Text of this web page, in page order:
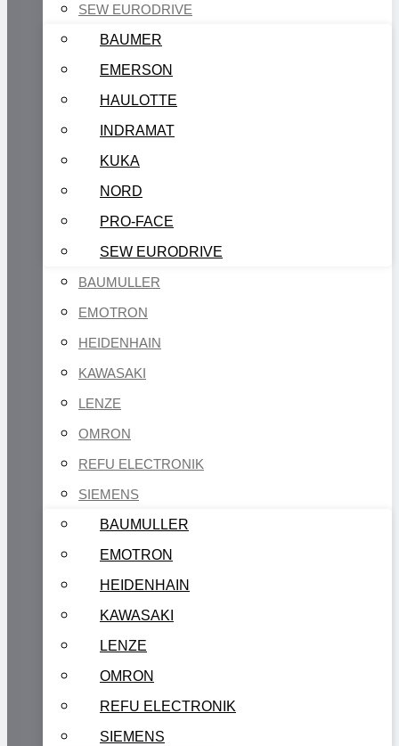
SEW EURODRIVE
BAUMER
EMERSON
HAULOTTE
INDRAMAT
KUKA
NORD
PRO-FACE
SEW EURODRIVE
BAUMULLER
EMOTRON
HEIDENHAIN
KAWASAKI
LENZE
OMRON
REFU ELECTRONIK
SIEMENS
BAUMULLER
EMOTRON
HEIDENHAIN
KAWASAKI
LENZE
OMRON
REFU ELECTRONIK
SIEMENS